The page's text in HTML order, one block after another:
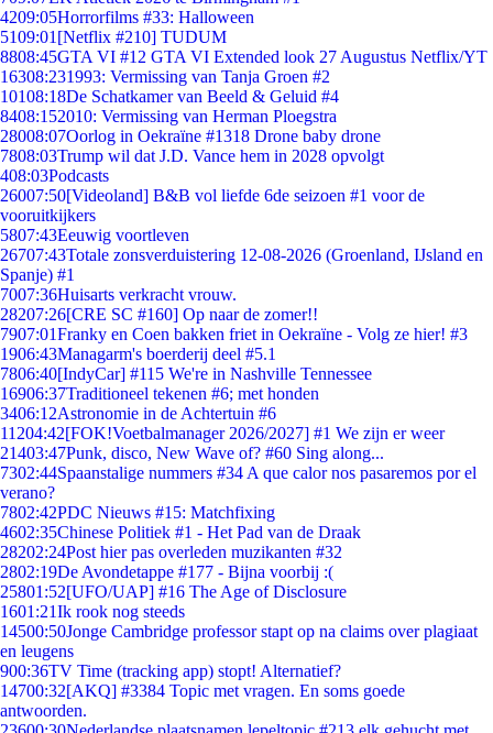
4209:05Horrorfilms #33: Halloween
5109:01 [Netflix #210] TUDUM
8808:45GTA VI #12 GTA VI Extended look 27 Augustus Netflix/YT
16308:231993: Vermissing van Tanja Groen #2
10108:18De Schatkamer van Beeld & Geluid #4
8408:152010: Vermissing van Herman Ploegstra
28008:07Oorlog in Oekraïne #1318 Drone baby drone
7808:03Trump wil dat J.D. Vance hem in 2028 opvolgt
408:03Podcasts
26007:50[Videoland] B&B vol liefde 6de seizoen #1 voor de
vooruitkijkers
5807:43Eeuwig voortleven
26707:43Totale zonsverduistering 12-08-2026 (Groenland, IJsland en
Spanje) #1
7007:36Huisarts verkracht vrouw.
28207:26[CRE SC #160] Op naar de zomer!!
7907:01Franky en Coen bakken friet in Oekraïne - Volg ze hier! #3
1906:43Managarm's boerderij deel #5.1
7806:40[IndyCar] #115 We're in Nashville Tennessee
16906:37Traditioneel tekenen #6; met honden
3406:12Astronomie in de Achtertuin #6
11204:42[FOK!Voetbalmanager 2026/2027] #1 We zijn er weer
21403:47Punk, disco, New Wave of? #60 Sing along...
7302:44Spaanstalige nummers #34 A que calor nos pasaremos por el
verano?
7802:42PDC Nieuws #15: Matchfixing
4602:35Chinese Politiek #1 - Het Pad van de Draak
28202:24Post hier pas overleden muzikanten #32
2802:19De Avondetappe #177 - Bijna voorbij :(
25801:52[UFO/UAP] #16 The Age of Disclosure
1601:21Ik rook nog steeds
14500:50Jonge Cambridge professor stapt op na claims over plagiaat
en leugens
900:36TV Time (tracking app) stopt! Alternatief?
14700:32[AKQ] #3384 Topic met vragen. En soms goede
antwoorden.